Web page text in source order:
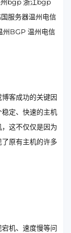
州bgp 浙江bgp
服务器温州电信
州BGP 温州电信
客成功的关键因
定、快速的主机
这不仅仅是因为
原有主机的许多
机、速度慢等问